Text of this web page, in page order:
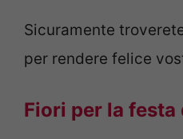
Sicuramente
per rendere felice
Fiori per la festa